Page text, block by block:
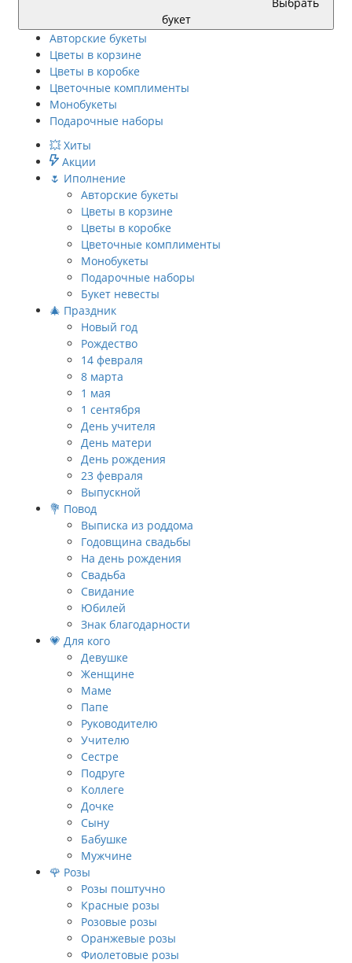
букет
Авторские букеты
Цветы в корзине
Цветы в коробке
Цветочные комплименты
Монобукеты
Подарочные наборы
💥 Хиты
Акции
🌷 Иполнение
Авторские букеты
Цветы в корзине
Цветы в коробке
Цветочные комплименты
Монобукеты
Подарочные наборы
Букет невесты
🎄 Праздник
Новый год
Рождество
14 февраля
8 марта
1 мая
1 сентября
День учителя
День матери
День рождения
23 февраля
Выпускной
💐 Повод
Выписка из роддома
Годовщина свадьбы
На день рождения
Свадьба
Свидание
Юбилей
Знак благодарности
💗 Для кого
Девушке
Женщине
Маме
Папе
Руководителю
Учителю
Сестре
Подруге
Коллеге
Дочке
Сыну
Бабушке
Мужчине
🌹 Розы
Розы поштучно
Красные розы
Розовые розы
Оранжевые розы
Фиолетовые розы